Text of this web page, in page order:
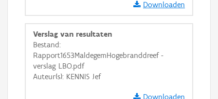
Basis Lagen
OSM-Basiskaart
Ortho
Downloaden
Verslag van resultaten
Bestand:
Rapport1653MaldegemHogebranddreef -
verslag LBO.pdf
Auteur(s): KENNIS Jef
Downloaden